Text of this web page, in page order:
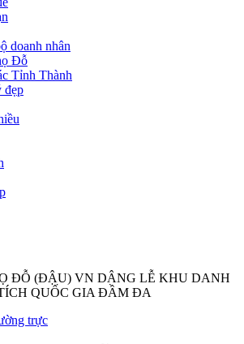
doanh nhân
Đỗ
Tỉnh Thành
đẹp
ĐỖ (ĐẬU) VN DÂNG LỄ KHU DANH
QUỐC GIA ĐẦM ĐA
trực